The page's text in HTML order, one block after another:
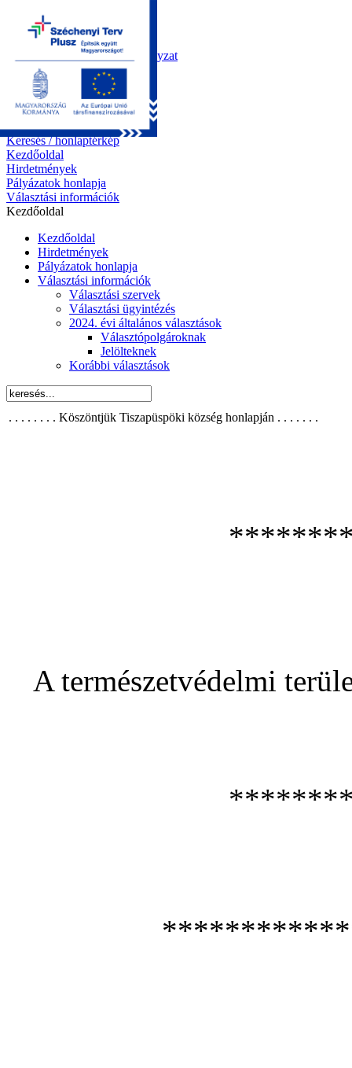
Kezdőoldal
Önkormányzat
Polgármesteri Hivatal
Roma Nemzetiségi Önkormányzat
Elektronikus ügyintézés
Közérdekű információk
Tiszapüspöki bemutatása
Pályázatok
Kapcsolat
Keresés / honlaptérkép
Kezdőoldal
Hirdetmények
Pályázatok honlapja
Választási információk
Kezdőoldal
Kezdőoldal
Hirdetmények
Pályázatok honlapja
Választási információk
Választási szervek
Választási ügyintézés
2024. évi általános választások
Választópolgároknak
Jelölteknek
Korábbi választások
. . . . . . . . Köszöntjük Tiszapüspöki község honlapján . . . . . . .
A természetvédelmi